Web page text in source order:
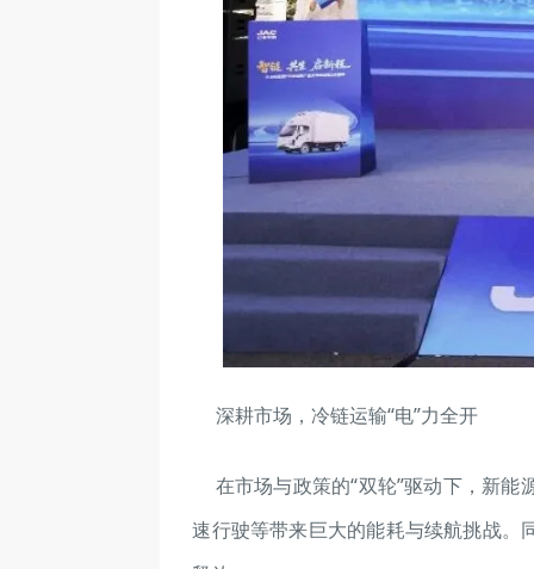
深耕市场，冷链运输“电”力全开
在市场与政策的“双轮”驱动下，新
速行驶等带来巨大的能耗与续航挑战。